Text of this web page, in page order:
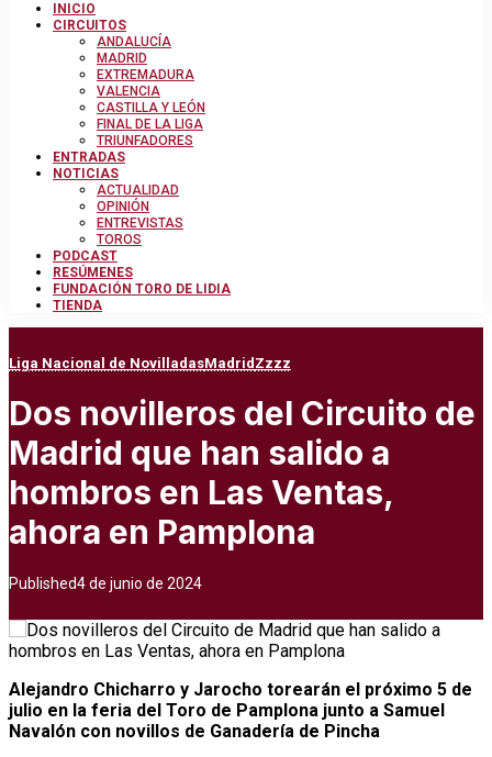
INICIO
CIRCUITOS
ANDALUCÍA
MADRID
EXTREMADURA
VALENCIA
CASTILLA Y LEÓN
FINAL DE LA LIGA
TRIUNFADORES
ENTRADAS
NOTICIAS
ACTUALIDAD
OPINIÓN
ENTREVISTAS
TOROS
PODCAST
RESÚMENES
FUNDACIÓN TORO DE LIDIA
TIENDA
Liga Nacional de NovilladasMadrid Zzzz
Dos novilleros del Circuito de
Madrid que han salido a
hombros en Las Ventas,
ahora en Pamplona
Published4 de junio de 2024
Alejandro Chicharro y Jarocho torearán el próximo 5 de
julio en la feria del Toro de Pamplona junto a Samuel
Navalón con novillos de Ganadería de Pincha